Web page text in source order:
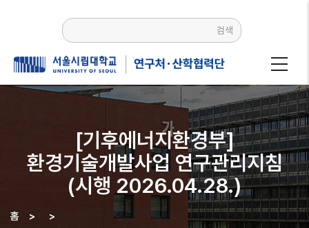
검색
[기후에너지환경부]
환경기술개발사업 연구관리지침
(시행 2026.04.28.)
홈 >
>